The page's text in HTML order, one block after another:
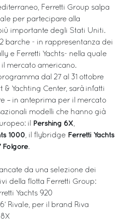
Ferretti Group salpa
per partecipare alla
importante degli Stati Uniti.
barche - in rappresentanza dei
e Ferretti Yachts- nella quale
mercato americano.
dal 27 al 31 ottobre
& Yachting Center, sarà infatti
– in anteprima per il mercato
modelli che hanno già
il
Pershing 6X
1000 , il flybridge Ferretti Yachts
Folgore.
da una selezione dei
della flotta Ferretti Group:
Yachts 920
Rivale, per il brand Riva